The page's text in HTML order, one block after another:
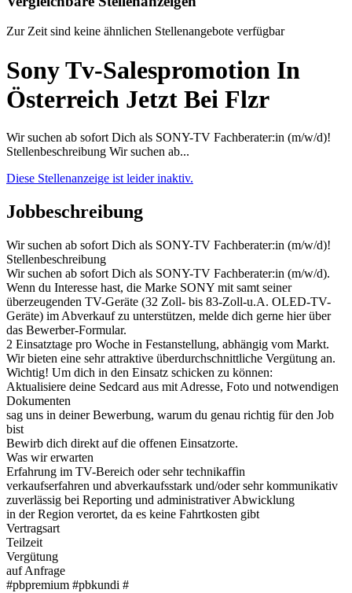
Zur Zeit sind keine ähnlichen Stellenangebote verfügbar
Sony Tv-Salespromotion In
Österreich Jetzt Bei Flzr
Wir suchen ab sofort Dich als SONY-TV Fachberater:in (m/w/d)!
Stellenbeschreibung Wir suchen ab...
Diese Stellenanzeige ist leider inaktiv.
Jobbeschreibung
Wir suchen ab sofort Dich als SONY-TV Fachberater:in (m/w/d)!
Stellenbeschreibung
Wir suchen ab sofort Dich als SONY-TV Fachberater:in (m/w/d).
Wenn du Interesse hast, die Marke SONY mit samt seiner
überzeugenden TV-Geräte (32 Zoll- bis 83-Zoll-u.A. OLED-TV-
Geräte) im Abverkauf zu unterstützen, melde dich gerne hier über
das Bewerber-Formular.
2 Einsatztage pro Woche in Festanstellung, abhängig vom Markt.
Wir bieten eine sehr attraktive überdurchschnittliche Vergütung an.
Wichtig! Um dich in den Einsatz schicken zu können:
Aktualisiere deine Sedcard aus mit Adresse, Foto und notwendigen
Dokumenten
sag uns in deiner Bewerbung, warum du genau richtig für den Job
bist
Bewirb dich direkt auf die offenen Einsatzorte.
Was wir erwarten
Erfahrung im TV-Bereich oder sehr technikaffin
verkaufserfahren und abverkaufsstark und/oder sehr kommunikativ
zuverlässig bei Reporting und administrativer Abwicklung
in der Region verortet, da es keine Fahrtkosten gibt
Vertragsart
Teilzeit
Vergütung
auf Anfrage
#pbpremium #pbkundi #